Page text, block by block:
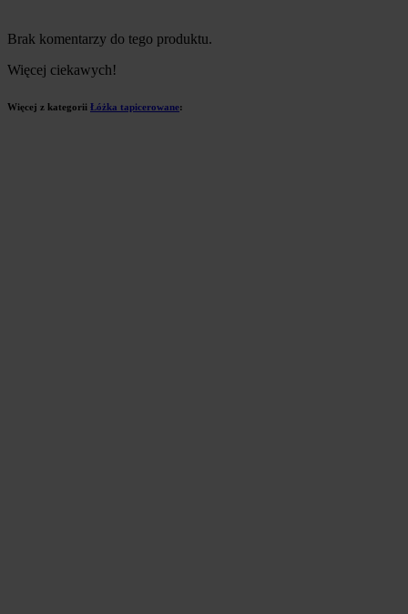
Brak komentarzy do tego produktu.
Więcej ciekawych!
Więcej z kategorii Łóżka tapicerowane: